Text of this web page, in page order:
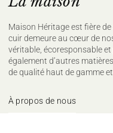
Maison Héritage est fière
cuir demeure au cœur de
véritable, écoresponsable
également d’autres
de qualité haut de gamme
À propos de nous